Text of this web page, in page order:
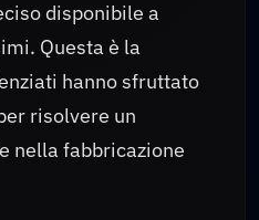
disponibile a
Questa è la
hanno sfruttato
risolvere un
nella fabbricazione